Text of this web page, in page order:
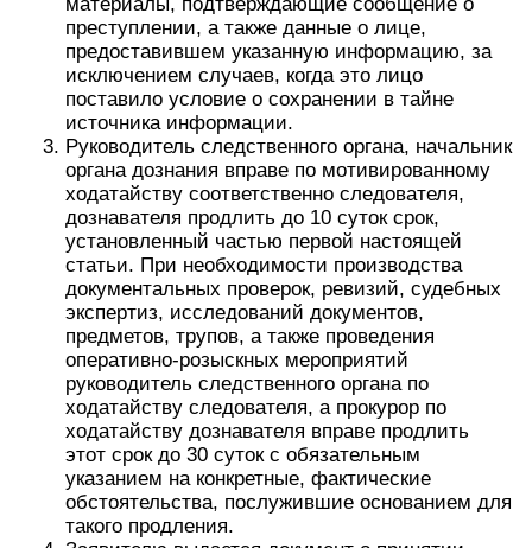
преступлении, а также данные о лице,
предоставившем указанную информацию, за
исключением случаев, когда это лицо
поставило условие о сохранении в тайне
источника информации.
Руководитель следственного органа, начальник
органа дознания вправе по мотивированному
ходатайству соответственно следователя,
дознавателя продлить до 10 суток срок,
установленный частью первой настоящей
статьи. При необходимости производства
документальных проверок, ревизий, судебных
экспертиз, исследований документов,
предметов, трупов, а также проведения
оперативно-розыскных мероприятий
руководитель следственного органа по
ходатайству следователя, а прокурор по
ходатайству дознавателя вправе продлить
этот срок до 30 суток с обязательным
указанием на конкретные, фактические
обстоятельства, послужившие основанием для
такого продления.